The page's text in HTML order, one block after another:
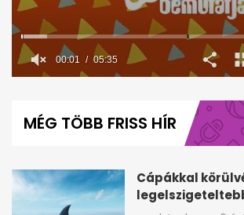
minutes,
MÉG TÖBB FRISS HÍR
Cápákkal